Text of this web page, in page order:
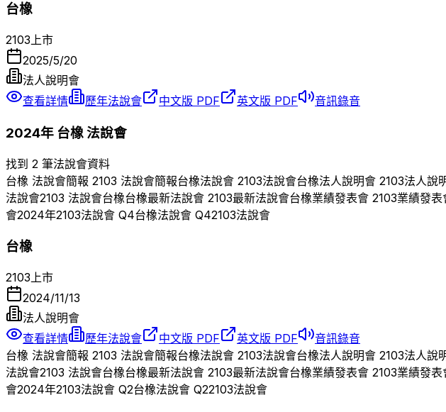
台橡
2103上市
2025/5/20
法人說明會
查看詳情
歷年法說會 中文版 PDF 英文版 PDF 音訊錄音
2024年 台橡法說會
找到 2 筆法說會資料
台橡 法說會簡報 2103 法說會簡報台橡法說會 2103法說會台橡法人說明會 2103法人說
法說會2103 法說會台橡台橡最新法說會 2103最新法說會台橡業績發表會 2103業績發表
會2024年2103法說會 Q4台橡法說會 Q42103法說會
台橡
2103 上市
2024/11/13
法人說明會
查看詳情
歷年法說會 中文版 PDF 英文版 PDF
音訊錄音
台橡 法說會簡報 2103 法說會簡報台橡法說會 2103法說會台橡法人說明會 2103法人說
法說會2103 法說會台橡台橡最新法說會 2103最新法說會台橡業績發表會 2103業績發表
會2024年2103法說會 Q2台橡法說會 Q22103法說會